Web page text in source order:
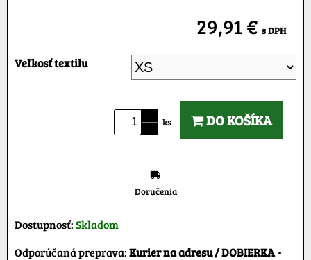
29,91 € s DPH
Veľkosť textilu
ks DO KOŠÍKA
Doručenia
Dostupnosť:Skladom
Kurier na adresu / DOBIERKA•